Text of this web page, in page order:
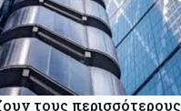
τους περισσότερους